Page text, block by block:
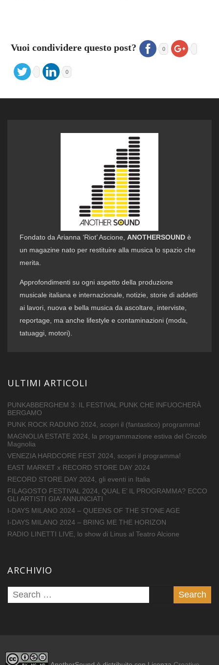
Vuoi condividere questo post? 0
0
Fondato da Arianna ‘Riot’ Ascione, ANOTHERSOUND è
un magazine nato per restituire alla musica lo spazio che
merita.
Approfondimenti su ogni aspetto della produzione
musicale italiana e internazionale, notizie, storie di addetti
ai lavori, nuova e bella musica da ascoltare, interviste,
reportage, ma anche lifestyle e contaminazioni (moda,
tatuaggi, motori).
ULTIMI ARTICOLI
PUNKABBERGHEM 3: IL FESTIVAL PUNK CHE INFUOCHERÀ
BERGAMO
PUNK ROCK RADUNO 2024, scopri il (fantastico) programma!
MAGNOLIA ESTATE 2024, la programmazione estiva del Circolo
Magnolia
VENEZIA HARDCORE FEST 2024, scopri il programma!
EAST MARKET x RECORD STORE DAY 2024
RECORD STORE DAY 2024, gli eventi in Italia
FILAGOSTO FESTIVAL 2024, QUAL E’ IL PROGRAMMA? ECCO
GLI ARTISTI GIA’ ANNUNCIATI
I-DAYS MILANO 2024 – QUEENS OF THE STONE AGE
I-DAYS MILANO 2024 – BRING ME THE HORIZON
RADIO LINETTI LIVE, lo show di Linus al Teatro Alcione
ARCHIVIO